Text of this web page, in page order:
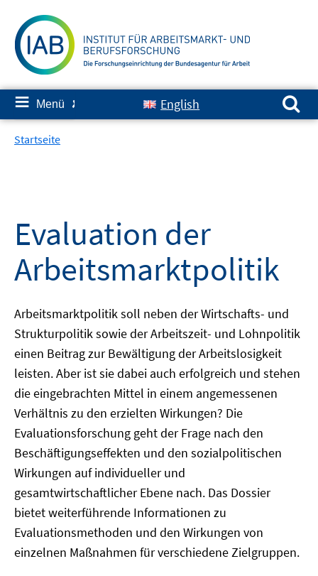
zum
Inhalt
≡ Menü ✘ English
Suchen nach:
Startseite
Evaluation der
Arbeitsmarktpolitik
Arbeitsmarktpolitik soll neben der Wirtschafts- und
Strukturpolitik sowie der Arbeitszeit- und Lohnpolitik
einen Beitrag zur Bewältigung der Arbeitslosigkeit
leisten. Aber ist sie dabei auch erfolgreich und stehen
die eingebrachten Mittel in einem angemessenen
Verhältnis zu den erzielten Wirkungen? Die
Evaluationsforschung geht der Frage nach den
Beschäftigungseffekten und den sozialpolitischen
Wirkungen auf individueller und
gesamtwirtschaftlicher Ebene nach. Das Dossier
bietet weiterführende Informationen zu
Evaluationsmethoden und den Wirkungen von
einzelnen Maßnahmen für verschiedene Zielgruppen.